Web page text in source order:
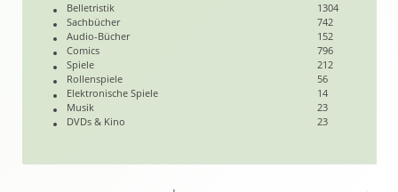
Belletristik
1304
Sachbücher
742
Audio-Bücher
152
Comics
796
Spiele
212
Rollenspiele
56
Elektronische Spiele
14
Musik
23
DVDs & Kino
23